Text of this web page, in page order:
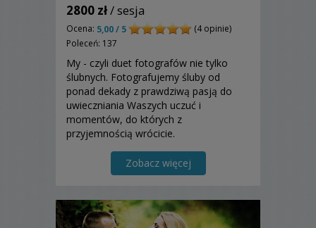
2800 zł/ sesja
Ocena: 5,00 / 5
(4 opinie)
Poleceń: 137
My - czyli duet fotografów nie tylko
ślubnych. Fotografujemy śluby od
ponad dekady z prawdziwą pasją do
uwieczniania Waszych uczuć i
momentów, do których z
przyjemnością wrócicie.
Zobacz więcej